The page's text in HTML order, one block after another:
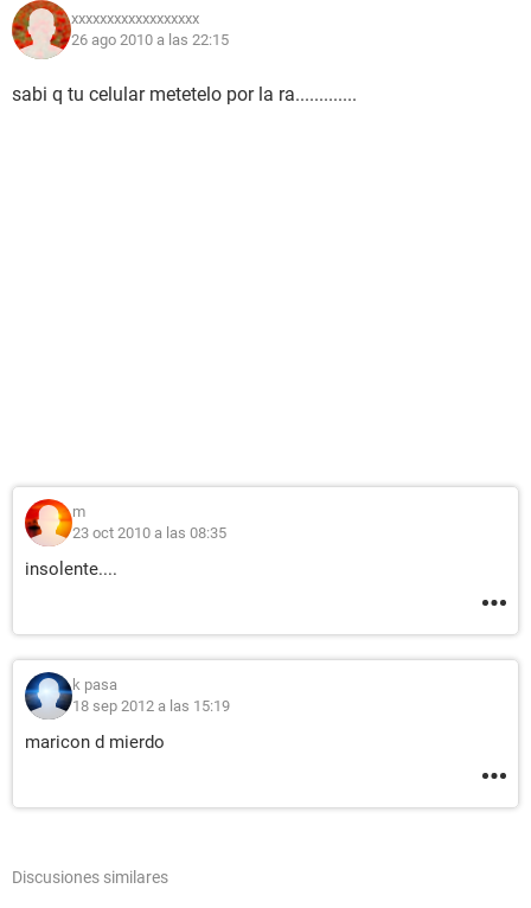
xxxxxxxxxxxxxxxxxx
26 ago 2010 a las 22:15
sabi q tu celular metetelo por la ra.............
m
23 oct 2010 a las 08:35
insolente....
k pasa
18 sep 2012 a las 15:19
maricon d mierdo
Discusiones similares